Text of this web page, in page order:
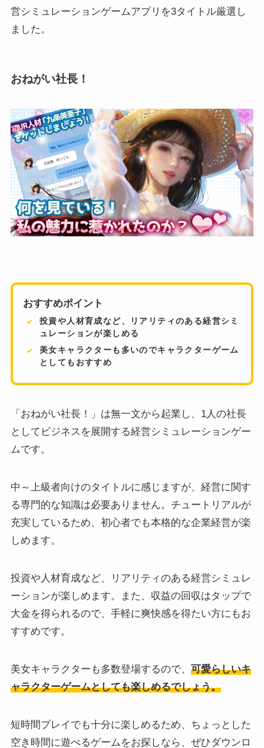
営シミュレーションゲームアプリを3タイトル厳選し
ました。
おねがい社長！
おすすめポイント
投資や人材育成など、リアリティのある経営シミ
ュレーションが楽しめる
美女キャラクターも多いのでキャラクターゲーム
としてもおすすめ
「おねがい社長！」は無一文から起業し、1人の社長
としてビジネスを展開する経営シミュレーションゲー
ムです。
中～上級者向けのタイトルに感じますが、経営に関す
る専門的な知識は必要ありません。チュートリアルが
充実しているため、初心者でも本格的な企業経営が楽
しめます。
投資や人材育成など、リアリティのある経営シミュレ
ーションが楽しめます。また、収益の回収はタップで
大金を得られるので、手軽に爽快感を得たい方にもお
すすめです。
美女キャラクターも多数登場するので、 可愛らしいキ
ャラクターゲームとしても楽しめるでしょう。
短時間プレイでも十分に楽しめるため、ちょっとした
空き時間に遊べるゲームをお探しなら、ぜひダウンロ